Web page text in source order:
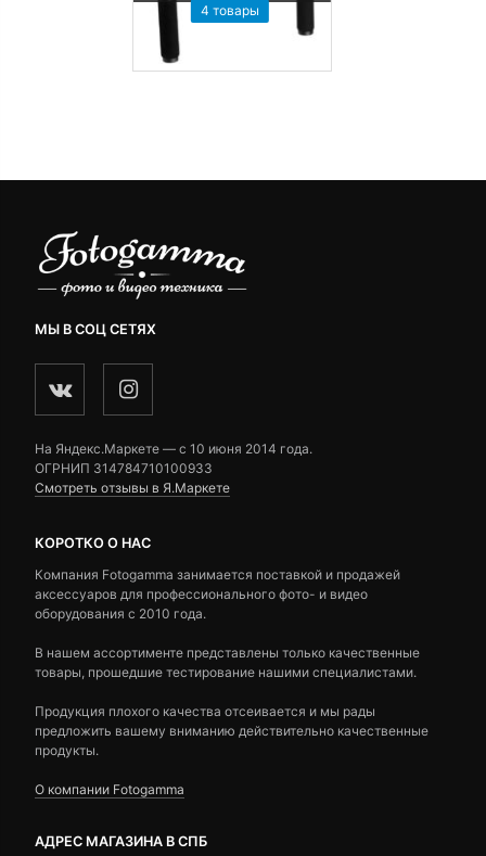
4 товары
МЫ В СОЦ СЕТЯХ
На Яндекс.Маркете — c 10 июня 2014 года.
ОГРНИП 314784710100933
Смотреть отзывы в Я.Маркете
КОРОТКО О НАС
Компания Fotogamma занимается поставкой и продажей
аксессуаров для профессионального фото- и видео
оборудования с 2010 года.
В нашем ассортименте представлены только качественные
товары, прошедшие тестирование нашими специалистами.
Продукция плохого качества отсеивается и мы рады
предложить вашему вниманию действительно качественные
продукты.
О компании Fotogamma
АДРЕС МАГАЗИНА В СПБ